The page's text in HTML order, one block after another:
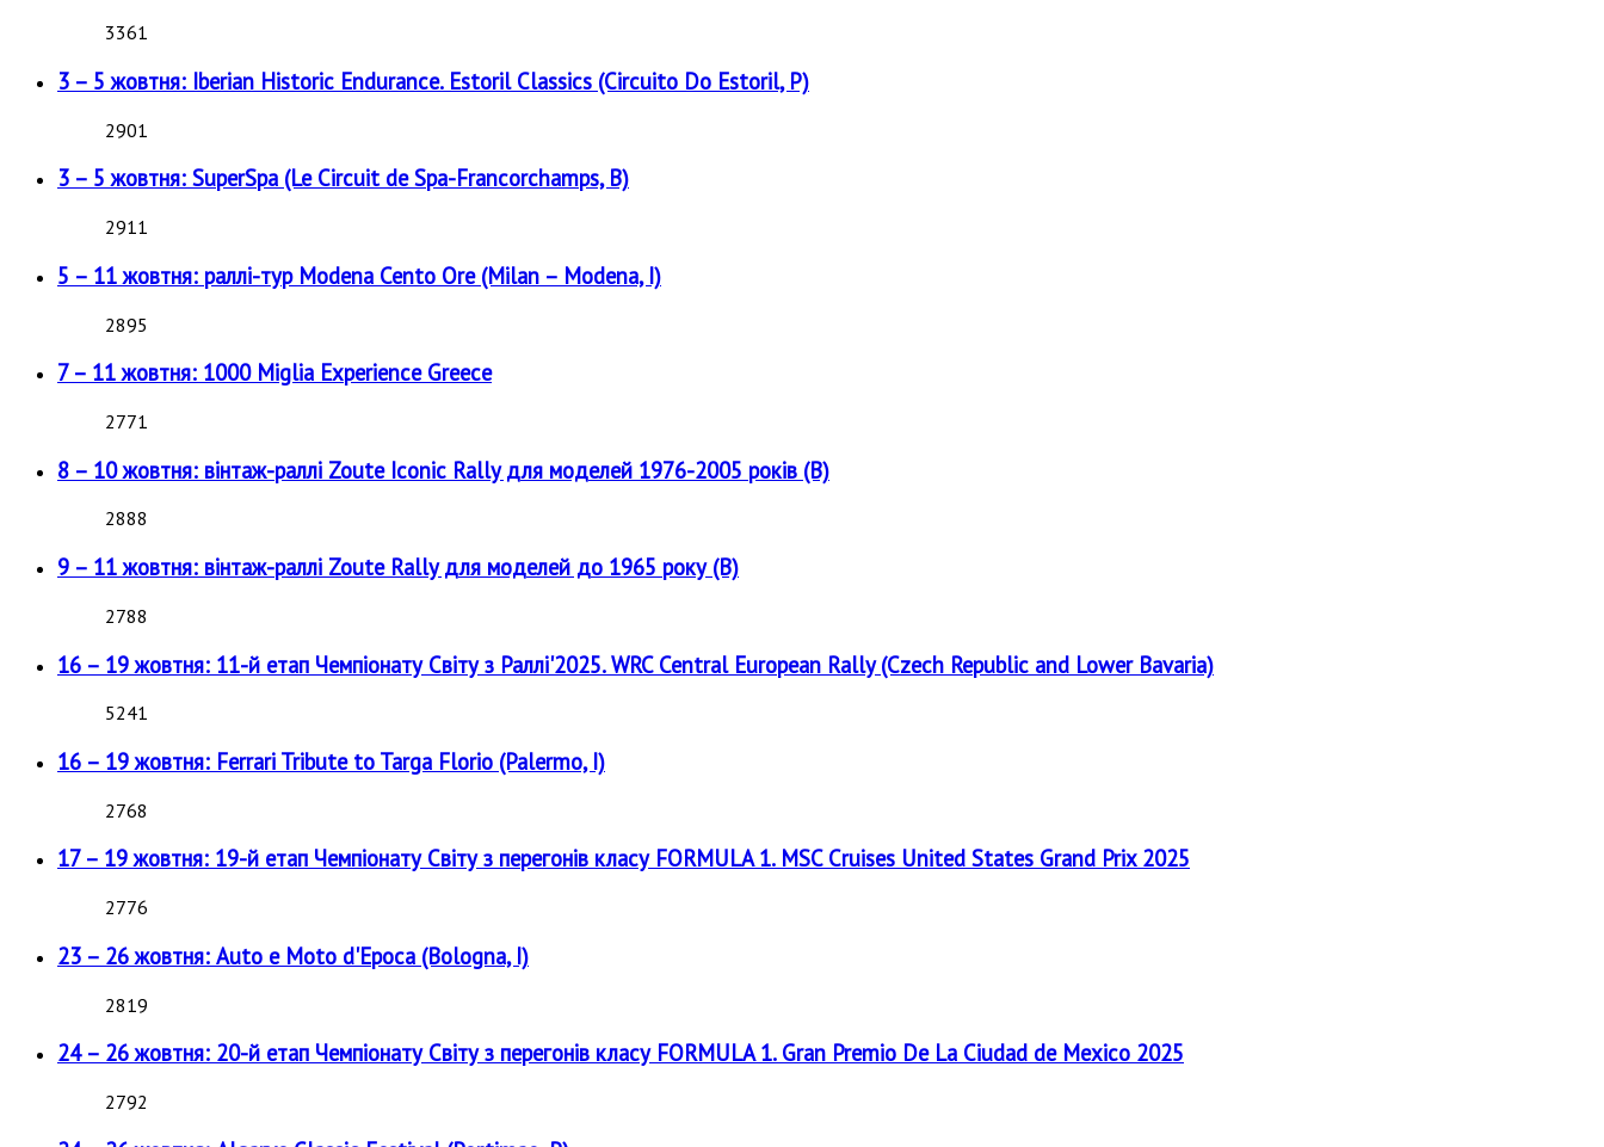
3361
3 – 5 жовтня: Iberian Historic Endurance. Estoril Classics (Circuito Do Estoril, P)
2901
3 – 5 жовтня: SuperSpa (Le Circuit de Spa-Francorchamps, B)
2911
5 – 11 жовтня: раллі-тур Modena Cento Ore (Milan – Modena, I)
2895
7 – 11 жовтня: 1000 Miglia Experience Greece
2771
8 – 10 жовтня: вінтаж-раллі Zoute Iconic Rally для моделей 1976-2005 років (B)
2888
9 – 11 жовтня: вінтаж-раллі Zoute Rally для моделей до 1965 року (B)
2788
16 – 19 жовтня: 11-й етап Чемпіонату Світу з Раллі'2025. WRC Central European Rally (Czech Republic and Lower Bavaria)
5241
16 – 19 жовтня: Ferrari Tribute to Targa Florio (Palermo, I)
2768
17 – 19 жовтня: 19-й етап Чемпіонату Світу з перегонів класу FORMULA 1. MSC Cruises United States Grand Prix 2025
2776
23 – 26 жовтня: Auto e Moto d'Epoca (Bologna, I)
2819
24 – 26 жовтня: 20-й етап Чемпіонату Світу з перегонів класу FORMULA 1. Gran Premio De La Ciudad de Mexico 2025
2792